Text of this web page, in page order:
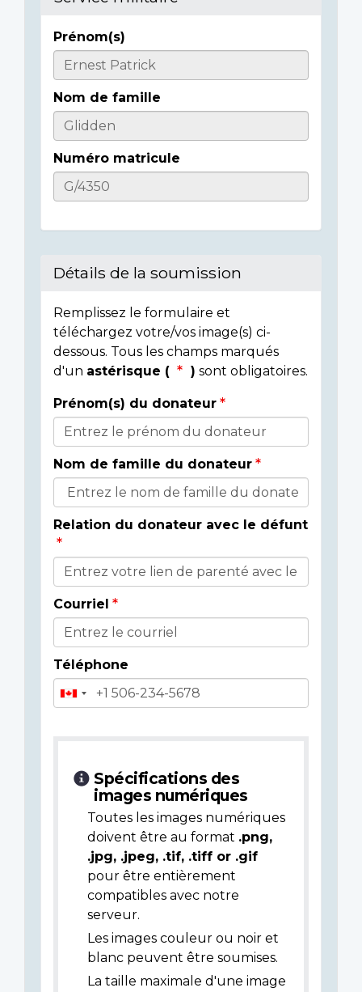
Informations
sur
l'individu
Prénom(s)
Nom de famille
Numéro matricule
Détails de la soumission
Remplissez le formulaire et
téléchargez votre/vos image(s) ci-
dessous. Tous les champs marqués
d'un astérisque ( ) sont obligatoires.
Détails
du
donateur
Prénom(s) du donateur
Nom de famille du donateur
Relation du donateur avec le défunt
Courriel
Téléphone
Spécifications des
images numériques
Toutes les images numériques
doivent être au format .png,
.jpg, .jpeg, .tif, .tiff or .gif
pour être entièrement
compatibles avec notre
serveur.
Les images couleur ou noir et
blanc peuvent être soumises.
La taille maximale d'une image